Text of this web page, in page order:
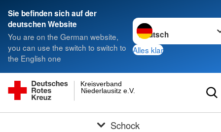
Sie befinden sich auf der
deutschen Website
You are on the German website,
you can use the switch to switch to
the English one
Sprache wechseln zu
Alles klar
Niederlausitz e.V.
Kreisverband
Schock